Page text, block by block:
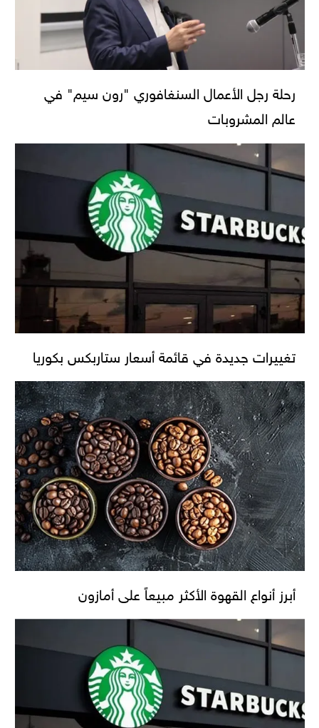
رحلة رجل الأعمال السنغافوري "رون سيم" في
عالم المشروبات
تغييرات جديدة في قائمة أسعار ستاربكس بكوريا
أبرز أنواع القهوة الأكثر مبيعاً على أمازون